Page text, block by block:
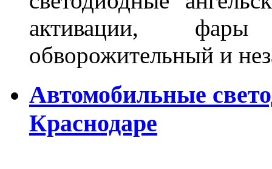
активации, фары
обворожительный и
Автомобильные
Краснодаре